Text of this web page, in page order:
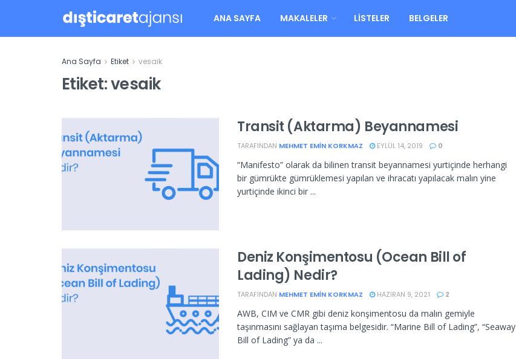
ANA SAYFA MAKALELER LISTELER BELGELER
Ana Sayfa Etiket vesaik
Etiket:vesaik
Transit (Aktarma) Beyannamesi
TARAFINDAN MEHMET EMIN KORKMAZ EYLÜL 14, 2019 0
“Manifesto” olarak da bilinen transit beyannamesi yurtiçinde herhangi
bir gümrükte gümrüklemesi yapılan ve ihracatı yapılacak malın yine
yurtiçinde ikinci bir ...
Deniz Konşimentosu (Ocean Bill of
Lading) Nedir?
TARAFINDAN MEHMET EMIN KORKMAZ HAZIRAN 9, 2021 2
AWB, CIM ve CMR gibi deniz konşimentosu da malın gemiyle
taşınmasını sağlayan taşıma belgesidir. “Marine Bill of Lading”, “Seaway
Bill of Lading” ya da ...